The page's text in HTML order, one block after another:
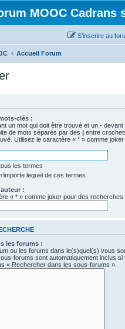
MOOC Cadrans
S’inscrire au
Accueil Forum
clés :
un mot qui doit être trouvé et un - devant
de mots séparés par des | entre
Utilisez le caractère « * » comme
les termes
lequel de ces termes
:
« * » comme joker pour des recherches
les forums :
ou les forums dans le(s)quel(s) vous
forums sont automatiquement inclus
« Rechercher dans les sous-forums ».